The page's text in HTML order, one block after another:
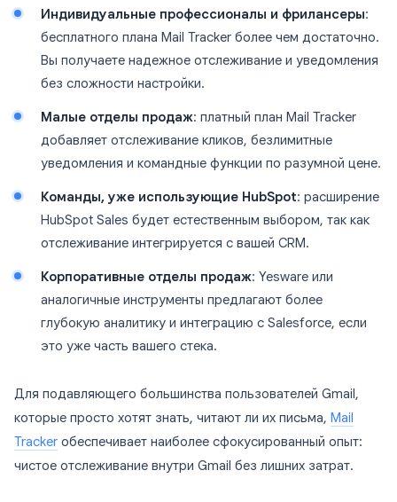
Индивидуальные профессионалы и фрилансеры:
бесплатного плана Mail Tracker более чем достаточно.
Вы получаете надежное отслеживание и уведомления
без сложности настройки.
Малые отделы продаж: платный план Mail Tracker
добавляет отслеживание кликов, безлимитные
уведомления и командные функции по разумной цене.
Команды, уже использующие HubSpot: расширение
HubSpot Sales будет естественным выбором, так как
отслеживание интегрируется с вашей CRM.
Корпоративные отделы продаж: Yesware или
аналогичные инструменты предлагают более
глубокую аналитику и интеграцию с Salesforce, если
это уже часть вашего стека.
Для подавляющего большинства пользователей Gmail,
которые просто хотят знать, читают ли их письма, Mail
Tracker обеспечивает наиболее сфокусированный опыт:
чистое отслеживание внутри Gmail без лишних затрат.